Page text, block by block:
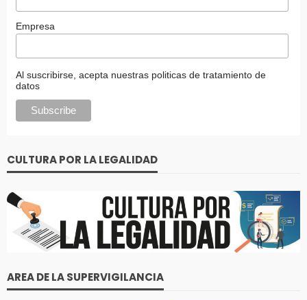
Empresa
Al suscribirse, acepta nuestras politicas de tratamiento de
datos
CULTURA POR LA LEGALIDAD
AREA DE LA SUPERVIGILANCIA